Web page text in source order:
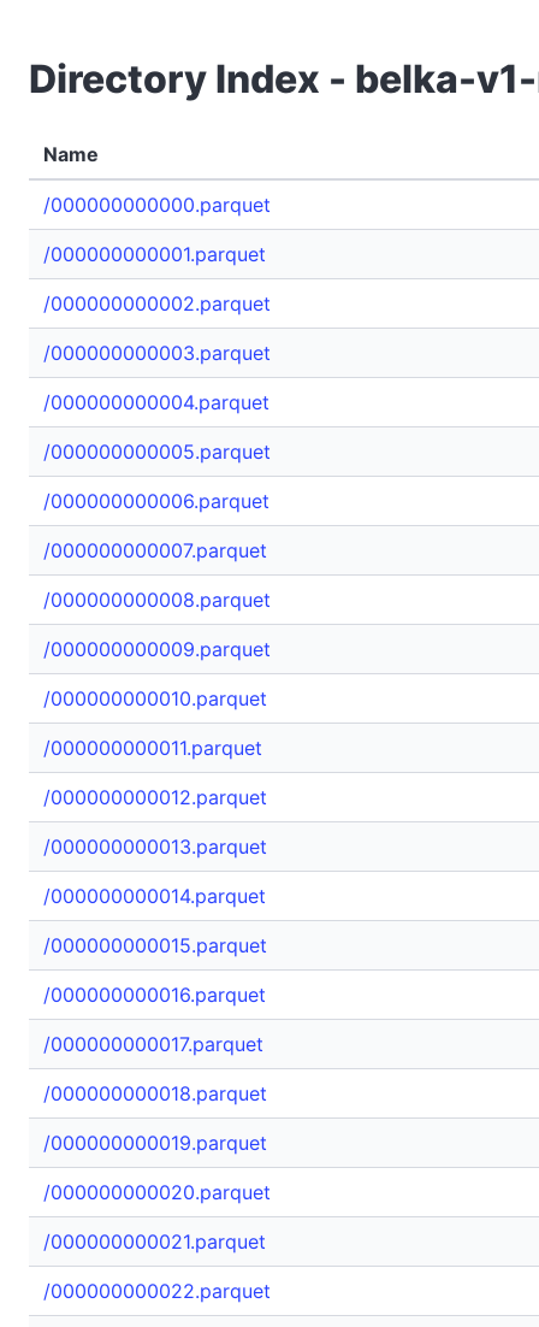
Directory Index - belka-
Name
/000000000000.parquet
/000000000001.parquet
/000000000002.parquet
/000000000003.parquet
/000000000004.parquet
/000000000005.parquet
/000000000006.parquet
/000000000007.parquet
/000000000008.parquet
/000000000009.parquet
/000000000010.parquet
/000000000011.parquet
/000000000012.parquet
/000000000013.parquet
/000000000014.parquet
/000000000015.parquet
/000000000016.parquet
/000000000017.parquet
/000000000018.parquet
/000000000019.parquet
/000000000020.parquet
/000000000021.parquet
/000000000022.parquet